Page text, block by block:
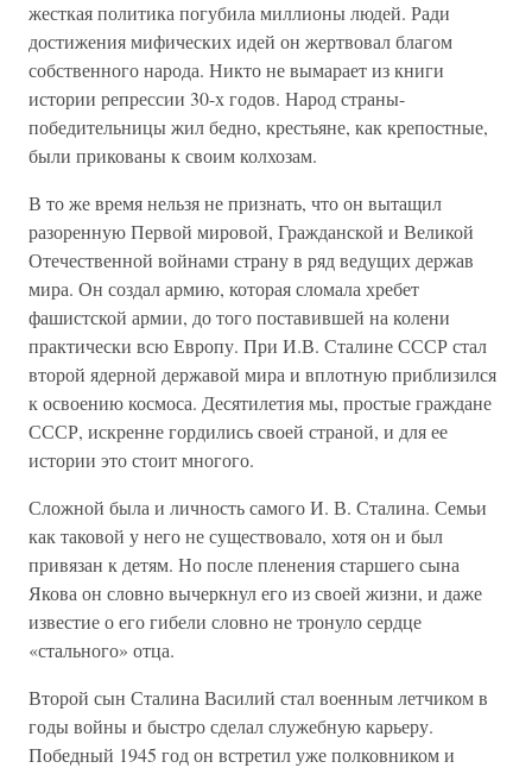
жесткая политика погубила миллионы людей. Ради
достижения мифических идей он жертвовал благом
собственного народа. Никто не вымарает из книги
истории репрессии 30-х годов. Народ страны-
победительницы жил бедно, крестьяне, как крепостные,
были прикованы к своим колхозам.
В то же время нельзя не признать, что он вытащил
разоренную Первой мировой, Гражданской и Великой
Отечественной войнами страну в ряд ведущих держав
мира. Он создал армию, которая сломала хребет
фашистской армии, до того поставившей на колени
практически всю Европу. При И.В. Сталине СССР стал
второй ядерной державой мира и вплотную приблизился
к освоению космоса. Десятилетия мы, простые граждане
СССР, искренне гордились своей страной, и для ее
истории это стоит многого.
Сложной была и личность самого И. В. Сталина. Семьи
как таковой у него не существовало, хотя он и был
привязан к детям. Но после пленения старшего сына
Якова он словно вычеркнул его из своей жизни, и даже
известие о его гибели словно не тронуло сердце
«стального» отца.
Второй сын Сталина Василий стал военным летчиком в
годы войны и быстро сделал служебную карьеру.
Победный 1945 год он встретил уже полковником и